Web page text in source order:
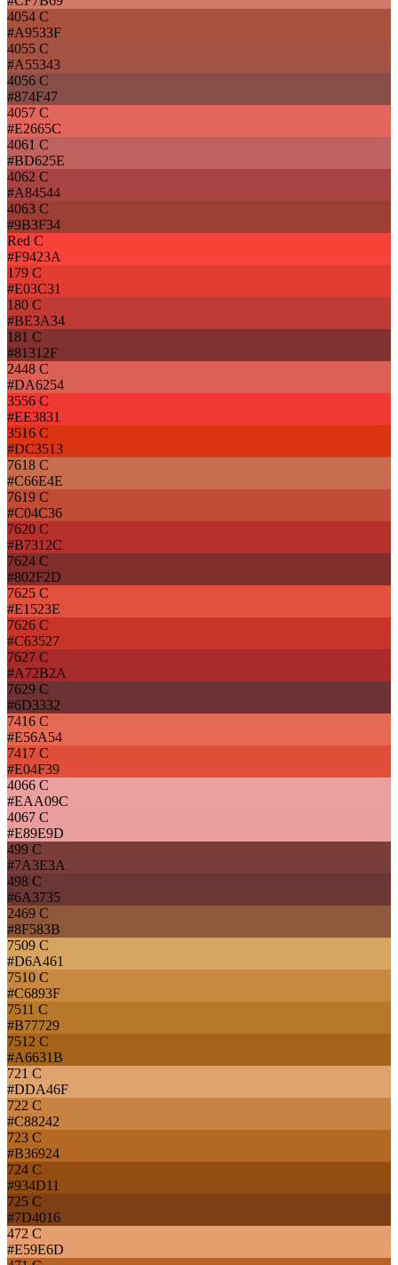
4054 C
#A9533F
4055 C
#A55343
4056 C
#874F47
4057 C
#E2665C
4061 C
#BD625E
4062 C
#A84544
4063 C
#9B3F34
Red C
#F9423A
179 C
#E03C31
180 C
#BE3A34
181 C
#81312F
2448 C
#DA6254
3556 C
#EE3831
3516 C
#DC3513
7618 C
#C66E4E
7619 C
#C04C36
7620 C
#B7312C
7624 C
#802F2D
7625 C
#E1523E
7626 C
#C63527
7627 C
#A72B2A
7629 C
#6D3332
7416 C
#E56A54
7417 C
#E04F39
4066 C
#EAA09C
4067 C
#E89E9D
499 C
#7A3E3A
498 C
#6A3735
2469 C
#8F583B
7509 C
#D6A461
7510 C
#C6893F
7511 C
#B77729
7512 C
#A6631B
721 C
#DDA46F
722 C
#C88242
723 C
#B36924
724 C
#934D11
725 C
#7D4016
472 C
#E59E6D